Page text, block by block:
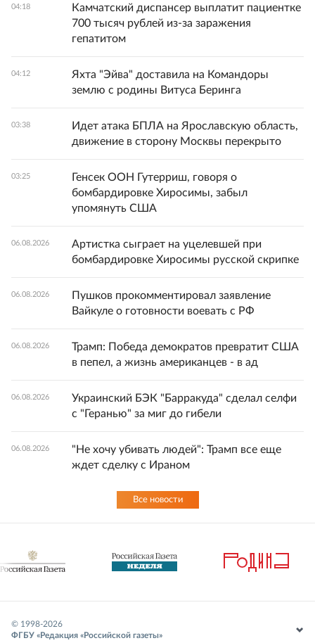
04:18
Камчатский диспансер выплатит пациентке
700 тысяч рублей из-за заражения
гепатитом
04:12
Яхта "Эйва" доставила на Командоры
землю с родины Витуса Беринга
03:38
Идет атака БПЛА на Ярославскую область,
движение в сторону Москвы перекрыто
03:25
Генсек ООН Гутерриш, говоря о
бомбардировке Хиросимы, забыл
упомянуть США
06.08.2026
Артистка сыграет на уцелевшей при
бомбардировке Хиросимы русской скрипке
06.08.2026
Пушков прокомментировал заявление
Вайкуле о готовности воевать с РФ
06.08.2026
Трамп: Победа демократов превратит США
в пепел, а жизнь американцев - в ад
06.08.2026
Украинский БЭК "Барракуда" сделал селфи
с "Геранью" за миг до гибели
06.08.2026
"Не хочу убивать людей": Трамп все еще
ждет сделку с Ираном
Все новости
© 1998-2026
ФГБУ «Редакция «Российской газеты»